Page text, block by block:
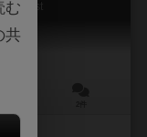
Coast
む
共